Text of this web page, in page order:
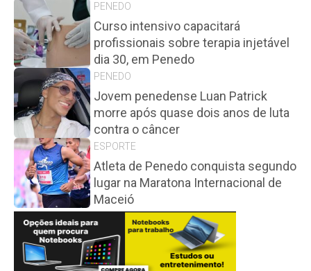
PENEDO
Curso intensivo capacitará
profissionais sobre terapia injetável
dia 30, em Penedo
PENEDO
Jovem penedense Luan Patrick
morre após quase dois anos de luta
contra o câncer
ESPORTE
Atleta de Penedo conquista segundo
lugar na Maratona Internacional de
Maceió